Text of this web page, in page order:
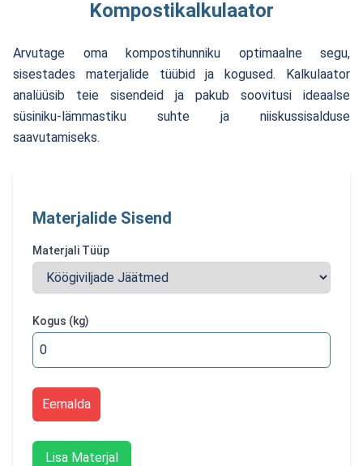
Kompostikalkulaator
Arvutage oma kompostihunniku optimaalne segu,
sisestades materjalide tüübid ja kogused. Kalkulaator
analüüsib teie sisendeid ja pakub soovitusi ideaalse
süsiniku-lämmastiku suhte ja niiskussisalduse
saavutamiseks.
Materjalide Sisend
Materjali Tüüp
Kogus (kg)
Eemalda
Lisa Materjal